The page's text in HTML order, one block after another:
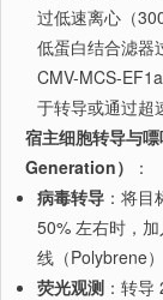
过低速离心（
低蛋白结合滤器
CMV-MCS-
于转导或通过超
宿主细胞转导与
Generation）
：
病毒转导 ：将
50% 左右时，
线（Polybrene
荧光观测 ：转